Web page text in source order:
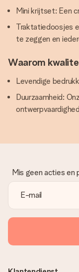
Mini krijtset: Een
Traktatiedoosjes
te zeggen en
Waarom
Levendige
Duurzaamheid:
Mis geen acties en